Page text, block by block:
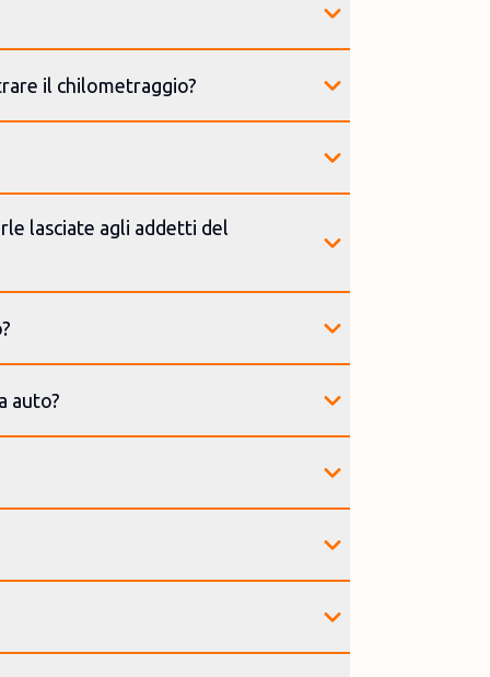
il chilometraggio?
lasciate agli addetti del
auto?